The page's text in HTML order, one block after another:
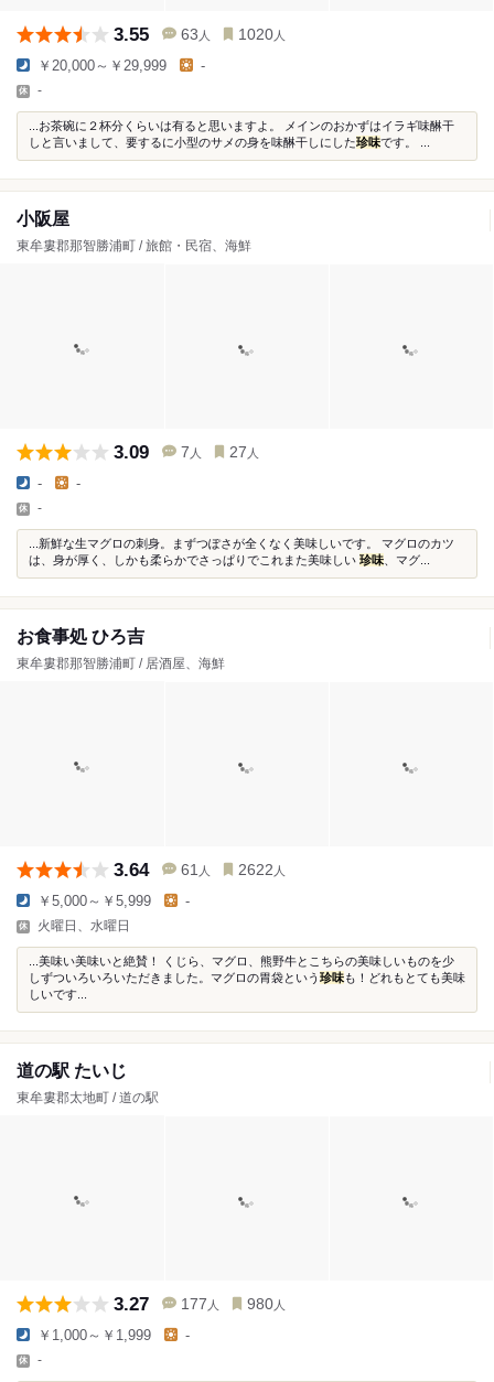
3.55 63 人 1020 人
￥20,000～￥29,999 -
-
...お茶碗に２杯分くらいは有ると思いますよ。 メインのおかずはイラギ味醂干
しと言いまして、要するに小型のサメの身を味醂干しにした珍味です。 ...
小阪屋
東牟婁郡那智勝浦町 / 旅館・民宿、海鮮
3.09 7 人 27 人
- -
-
...新鮮な生マグロの刺身。まずつぽさが全くなく美味しいです。 マグロのカツ
は、身が厚く、しかも柔らかでさっぱりでこれまた美味しい 珍味 、マグ...
お食事処 ひろ吉
東牟婁郡那智勝浦町 / 居酒屋、海鮮
3.64 61 人 2622 人
￥5,000～￥5,999 -
火曜日、水曜日
...美味い美味いと絶賛！ くじら、マグロ、熊野牛とこちらの美味しいものを少
しずついろいろいただきました。マグロの胃袋という 珍味も！どれもとても美味
しいです...
道の駅 たいじ
東牟婁郡太地町 / 道の駅
3.27 177 人 980 人
￥1,000～￥1,999 -
-